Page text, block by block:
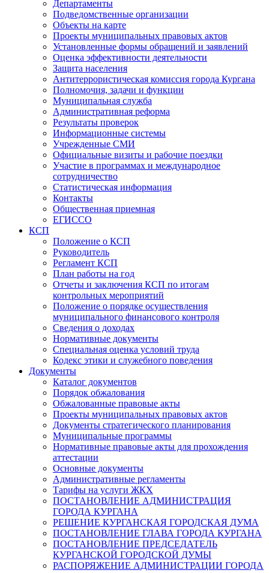
Департаменты
Подведомственные организации
Объекты на карте
Проекты муниципальных правовых актов
Установленные формы обращений и заявлений
Оценка эффективности деятельности
Защита населения
Антитеррористическая комиссия города Кургана
Полномочия, задачи и функции
Муниципальная служба
Административная реформа
Результаты проверок
Информационные системы
Учрежденные СМИ
Официальные визиты и рабочие поездки
Участие в программах и международное
сотрудничество
Статистическая информация
Контакты
Общественная приемная
ЕГИССО
КСП
Положение о КСП
Руководитель
Регламент КСП
План работы на год
Отчеты и заключения КСП по итогам
контрольных мероприятий
Положение о порядке осуществления
муниципального финансового контроля
Сведения о доходах
Нормативные документы
Специальная оценка условий труда
Кодекс этики и служебного поведения
Документы
Каталог документов
Порядок обжалования
Обжалованные правовые акты
Проекты муниципальных правовых актов
Документы стратегического планирования
Муниципальные программы
Нормативные правовые акты для прохождения
аттестации
Основные документы
Административные регламенты
Тарифы на услуги ЖКХ
ПОСТАНОВЛЕНИЕ АДМИНИСТРАЦИЯ
ГОРОДА КУРГАНА
РЕШЕНИЕ КУРГАНСКАЯ ГОРОДСКАЯ ДУМА
ПОСТАНОВЛЕНИЕ ГЛАВА ГОРОДА КУРГАНА
ПОСТАНОВЛЕНИЕ ПРЕДСЕДАТЕЛЬ
КУРГАНСКОЙ ГОРОДСКОЙ ДУМЫ
РАСПОРЯЖЕНИЕ АДМИНИСТРАЦИИ ГОРОДА